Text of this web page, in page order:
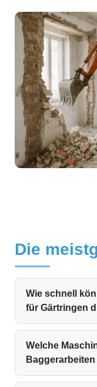
Die
Wie schnell
für Gärtringen
Welche
Baggerarbeiten